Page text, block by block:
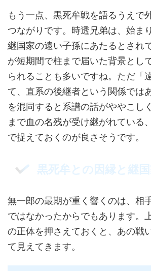
もう一点、黒死牟戦を語るうえで
つながりです。時透兄弟は、始ま
継国家の遠い子孫にあたるとされ
が短期間で柱まで届いた背景とし
られることも多いですね。ただ「
て、直系の後継者という関係では
を混同すると系譜の話がややこし
まで血の名残が受け継がれている
で捉えておくのが良さそうです。
黒死牟との因縁と継
無一郎の最期が重く響くのは、相
ではなかったからでもあります。
の正体を押さえておくと、あの戦
て見えてきます。